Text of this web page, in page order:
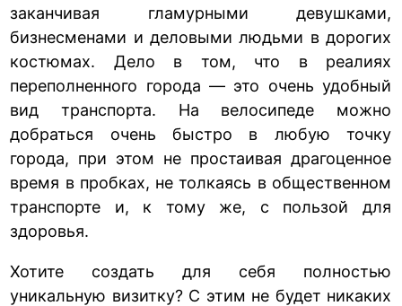
заканчивая гламурными девушками,
бизнесменами и деловыми людьми в дорогих
костюмах. Дело в том, что в реалиях
переполненного города — это очень удобный
вид транспорта. На велосипеде можно
добраться очень быстро в любую точку
города, при этом не простаивая драгоценное
время в пробках, не толкаясь в общественном
транспорте и, к тому же, с пользой для
здоровья.
Хотите создать для себя полностью
уникальную визитку? С этим не будет никаких